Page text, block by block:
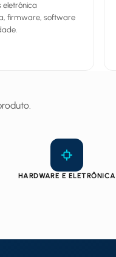
eletrônica
firmware, software
HARDWARE E ELETRÔNICA